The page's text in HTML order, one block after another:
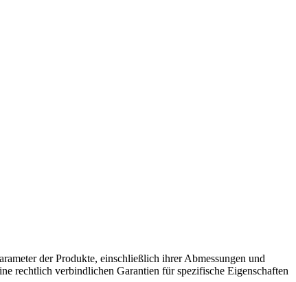
der Produkte, einschließlich ihrer Abmessungen und
rechtlich verbindlichen Garantien für spezifische Eigenschaften